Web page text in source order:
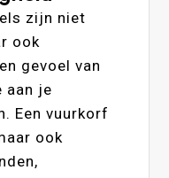
zijn niet
ook
gevoel van
aan je
Een vuurkorf
ook